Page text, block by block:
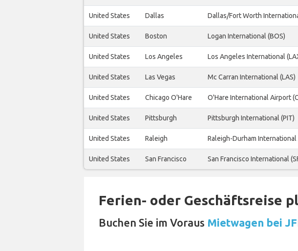
United States Dallas Dallas/Fort Worth
United States Boston Logan International (BOS)
United States Los Angeles Los Angeles International
United States Las Vegas Mc Carran International (LAS)
United States Chicago O'Hare O'Hare International Airport
United States Pittsburgh Pittsburgh International (PIT)
United States Raleigh Raleigh-Durham International
United States San Francisco San Francisco International
Ferien- oder Geschäftsreise
Buchen Sie im Voraus Mietwagen bei